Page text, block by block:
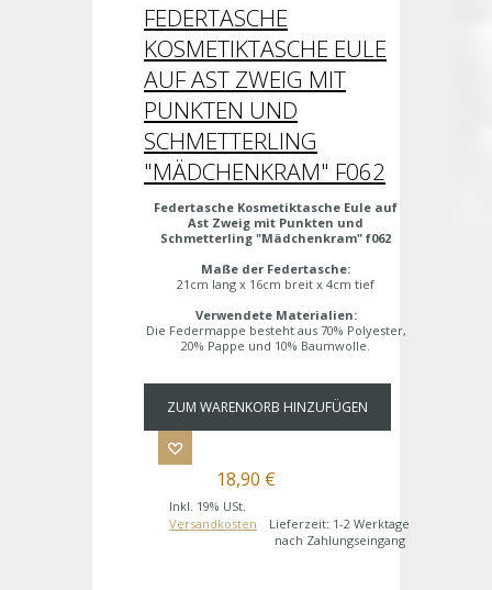
FEDERTASCHE
KOSMETIKTASCHE EULE
AUF AST ZWEIG MIT
PUNKTEN UND
SCHMETTERLING
"MÄDCHENKRAM" F062
Federtasche Kosmetiktasche Eule auf
Ast Zweig mit Punkten und
Schmetterling "Mädchenkram" f062
Maße der Federtasche:
21cm lang x 16cm breit x 4cm tief
Verwendete Materialien:
Die Federmappe besteht aus 70% Polyester,
20% Pappe und 10% Baumwolle.
ZUM WARENKORB HINZUFÜGEN
18,90 €
Inkl. 19% USt.
Versandkosten
Lieferzeit: 1-2 Werktage
nach Zahlungseingang